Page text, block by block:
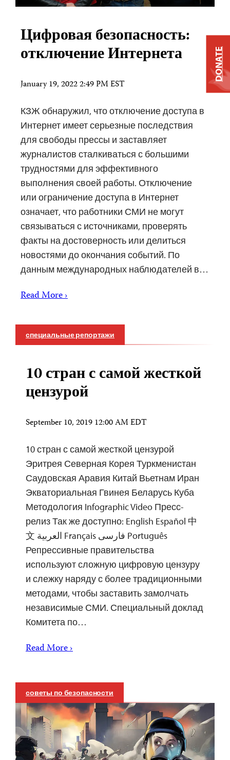
Цифровая безопасность:
отключение Интернета
January 19, 2022 2:49 PM EST
КЗЖ обнаружил, что отключение доступа в
Интернет имеет серьезные последствия
для свободы прессы и заставляет
журналистов сталкиваться с большими
трудностями для эффективного
выполнения своей работы. Отключение
или ограничение доступа в Интернет
означает, что работники СМИ не могут
связываться с источниками, проверять
факты на достоверность или делиться
новостями до окончания событий. По
данным международных наблюдателей в…
Read More ›
специальные репортажи
10 стран с самой жесткой
цензурой
September 10, 2019 12:00 AM EDT
10 стран с самой жесткой цензурой
Эритрея Северная Корея Туркменистан
Саудовская Аравия Китай Вьетнам Иран
Экваториальная Гвинея Беларусь Куба
Методология Infographic Video Пресс-
релиз Так же доступно: English Español 中
文 العربية Français فارسی Português
Репрессивные правительства
используют сложную цифровую цензуру
и слежку наряду с более традиционными
методами, чтобы заставить замолчать
независимые СМИ. Специальный доклад
Комитета по…
Read More ›
советы по безопасности
DONATE